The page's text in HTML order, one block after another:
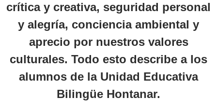
crítica y creativa, seguridad personal
y alegría, conciencia ambiental y
aprecio por nuestros valores
culturales. Todo esto describe a los
alumnos de la Unidad Educativa
Bilingüe Hontanar.